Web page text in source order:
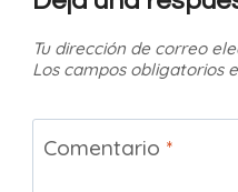
Tu dirección de correo
Los campos obligatorios
Comentario *